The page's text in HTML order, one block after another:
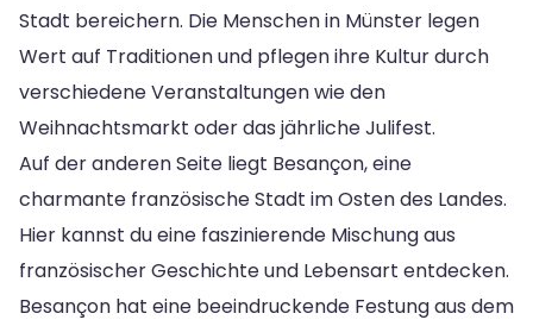
Stadt bereichern. Die Menschen in Münster legen
Wert auf Traditionen und pflegen ihre Kultur durch
verschiedene Veranstaltungen wie den
Weihnachtsmarkt oder das jährliche Julifest.
Auf der anderen Seite liegt Besançon, eine
charmante französische Stadt im Osten des Landes.
Hier kannst du eine faszinierende Mischung aus
französischer Geschichte und Lebensart entdecken.
Besançon hat eine beeindruckende Festung aus dem